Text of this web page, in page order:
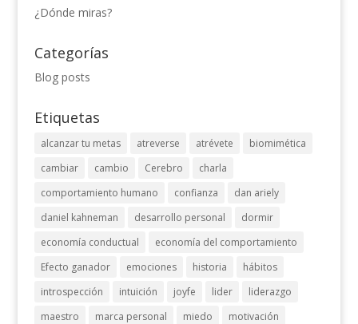
¿Dónde miras?
Categorías
Blog posts
Etiquetas
alcanzar tu metas atreverse atrévete
biomimética
cambiar
cambio Cerebro
charla
comportamiento humano
confianza
dan ariely
daniel kahneman
desarrollo personal
dormir
economía conductual
economía del comportamiento
Efecto ganador
emociones historia
hábitos
introspección
intuición joyfe lider
liderazgo
maestro
marca personal miedo
motivación